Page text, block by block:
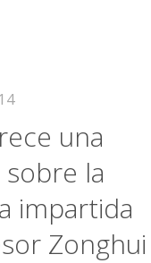
una
la
impartida
Zonghui